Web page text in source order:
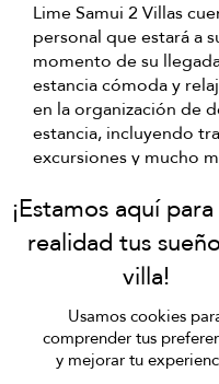
Lime Samui 2 Villas
personal que estará a
momento de su
estancia cómoda y
en la organización de
estancia, incluyendo
excursiones y mucho
Location
Usamos cookies
comprender tus
y mejorar tu